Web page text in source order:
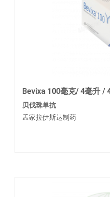
Bevixa 100毫克/ 4毫升 /
贝伐珠单抗
孟家拉伊斯达制药